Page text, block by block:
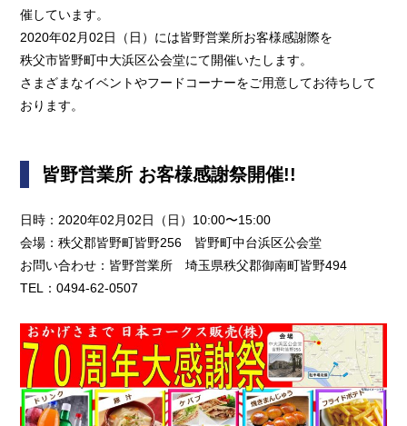
催しています。
2020年02月02日（日）には皆野営業所お客様感謝際を
秩父市皆野町中大浜区公会堂にて開催いたします。
さまざまなイベントやフードコーナーをご用意してお待ちして
おります。
皆野営業所 お客様感謝祭開催!!
日時：2020年02月02日（日）10:00〜15:00
会場：秩父郡皆野町皆野256 皆野町中台浜区公会堂
お問い合わせ：皆野営業所 埼玉県秩父郡御南町皆野494
TEL
：0494-62-0507